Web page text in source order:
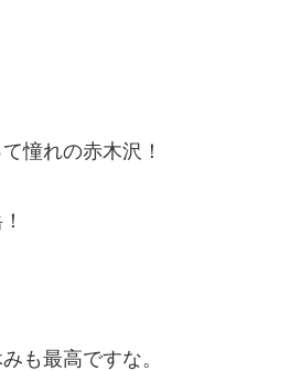
憧れの赤木沢！
も最高ですな。